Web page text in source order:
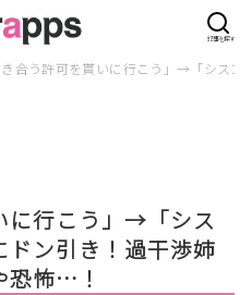
き合う許可を貰いに行こう」→「シス
に行こう」→「シス
ン引き！過干渉姉
恐怖…！